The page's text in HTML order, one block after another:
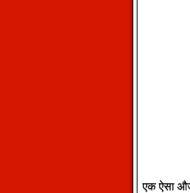
एक ऐसा